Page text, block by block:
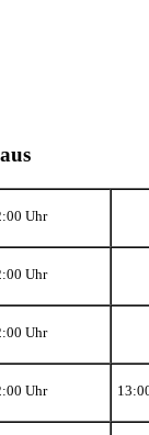
Uhr
Uhr
Uhr
Uhr